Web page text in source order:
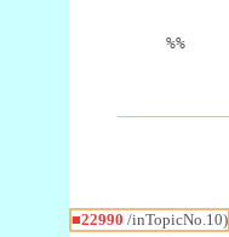
%%
■22990 /inTopicNo.10)